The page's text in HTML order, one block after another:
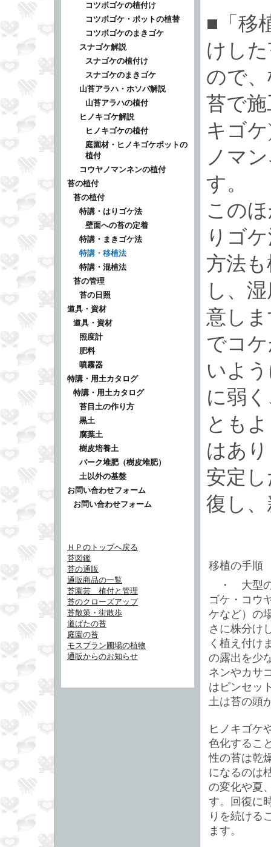
コツボゴケの植付け
コツボゴケ・ポットの植替
コツボゴケのまきゴケ
スナゴケ解説
スナゴケの植付け
スナゴケのまきゴケ
山苔アラハ・ホソバ解説
山苔アラハの植付
ヒノキゴケ解説
ヒノキゴケの植付
庭園材・ヒノキゴケポットの
植付
コウヤノマンネンの植付
苔の植付
苔の植付
特講・はりゴケ法
壁面への苔の定着
特講・まきゴケ法
特講・移植法
特講・混植法
苔の管理
苔の日照
道具・資材
道具・資材
照度計
肥料
噴霧器
特講・用土カタログ
特講・用土カタログ
苔目土の作り方
黒土
腐葉土
樹皮培養土
バーク堆肥（樹皮堆肥）
土以外の基盤
お問い合わせフォーム
お問い合わせフォーム
ＨＰのトップへ戻る
苔図鑑
苔の通販
通販商品の一覧
苔園芸 植付と管理
苔のクローズアップ
苔散策・街散歩
道ばたの苔
庭園の苔
モスプラン圃場の植物
通販からのお知らせ
■「移
けし
ので
苔で
キゴ
ノマ
す。
この
りゴ
方法
し、
意し
でコ
いよ
に弱
とも
はあ
安定
復し
移植の手順
・ 大型の
ゴケ・コウ
ケなど）の
さに株分け
く植え付け
の露出を少
ネンやカサ
はピンセッ
土は苔の頭
ヒノキゴケ
色化するこ
性の苔は乾
になるのは
の変化や夏
す。回復に
りを続ける
ます。